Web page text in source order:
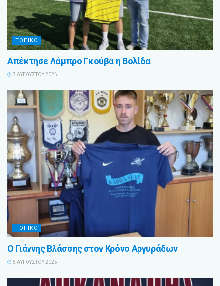
ΤΟΠΙΚΟ
Απέκτησε Λάμπρο Γκούβα η Βολίδα
7 ΑΥΓΟΎΣΤΟΥ 2026
ΤΟΠΙΚΟ
Ο Γιάννης Βλάσσης στον Κρόνο Αργυράδων
5 ΑΥΓΟΎΣΤΟΥ 2026